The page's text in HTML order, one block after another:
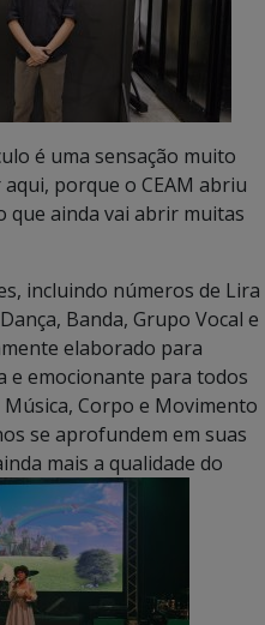
é uma sensação muito
porque o CEAM abriu
que ainda vai abrir muitas
incluindo números de Lira
Banda, Grupo Vocal e
elaborado para
e emocionante para todos
Corpo e Movimento
se aprofundem em suas
mais a qualidade do